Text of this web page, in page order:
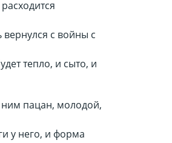
с войны с
тепло, и сыто, и
пацан, молодой,
у него, и форма